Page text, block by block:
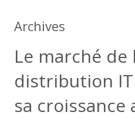
Archives
Le marché de
distribution
sa croissance